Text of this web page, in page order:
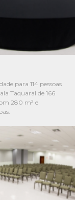
para 114 pessoas
Taquaral de 166
280 m² e